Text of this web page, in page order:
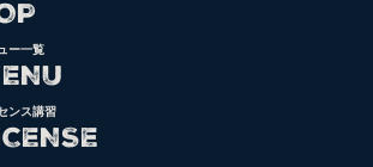
ー一覧
ENU
ンス講習